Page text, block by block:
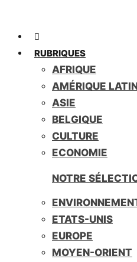
RUBRIQUES
AFRIQUE
AMÉRIQUE
ASIE
BELGIQUE
CULTURE
ECONOMIE
NOTRE
ETATS-UNIS
EUROPE
MOYEN-ORIENT